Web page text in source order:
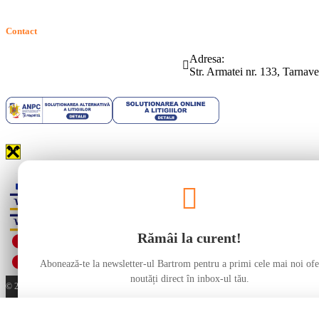
Contact
Adresa:
Str. Armatei nr. 133,
© 2026 bartrom.ro. Toate drepturile rezervate
Rămâi la curent!
Abonează-te la newsletter-ul Bartrom pentru a primi cele mai noi
noutăți direct în inbox-ul tău.